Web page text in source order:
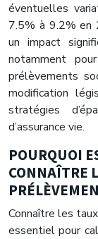
éventuelles
7.5% à 9.2% en
un impact
notamment
prélèvements
modification
stratégies
d’assurance vie.
POURQUOI
CONNAÎTRE
Connaître les
essentiel pour